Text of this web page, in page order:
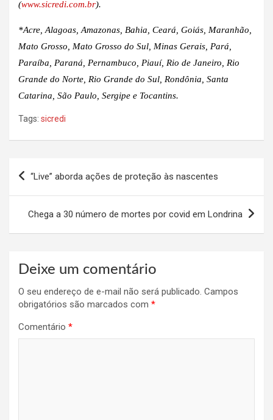
(www.sicredi.com.br).
*Acre, Alagoas, Amazonas, Bahia, Ceará, Goiás, Maranhão,
Mato Grosso, Mato Grosso do Sul, Minas Gerais, Pará,
Paraíba, Paraná, Pernambuco, Piauí, Rio de Janeiro, Rio
Grande do Norte, Rio Grande do Sul, Rondônia, Santa
Catarina, São Paulo, Sergipe e Tocantins.
Tags: sicredi
“Live” aborda ações de proteção às nascentes
Chega a 30 número de mortes por covid em Londrina
Deixe um comentário
O seu endereço de e-mail não será publicado. Campos
obrigatórios são marcados com *
Comentário *